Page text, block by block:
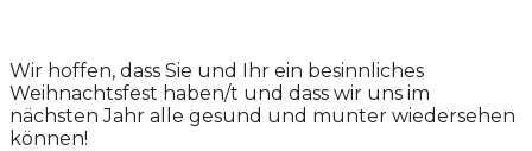
Wir hoffen, dass Sie und Ihr ein besinnliches
Weihnachtsfest haben/t und dass wir uns im
nächsten Jahr alle gesund und munter wiedersehen
können!